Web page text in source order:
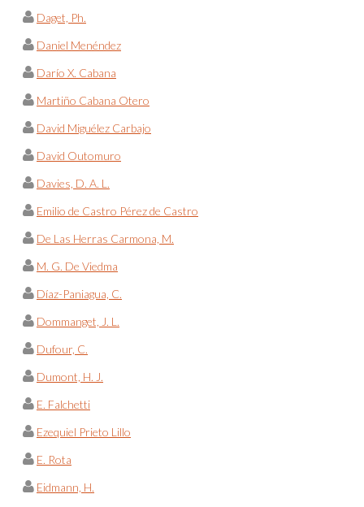
Daget, Ph.
Daniel Menéndez
Darío X. Cabana
Martiño Cabana Otero
David Miguélez Carbajo
David Outomuro
Davies, D. A. L.
Emilio de Castro Pérez de Castro
De Las Herras Carmona, M.
M. G. De Viedma
Díaz-Paniagua, C.
Dommanget, J. L.
Dufour, C.
Dumont, H. J.
E. Falchetti
Ezequiel Prieto Lillo
E. Rota
Eidmann, H.